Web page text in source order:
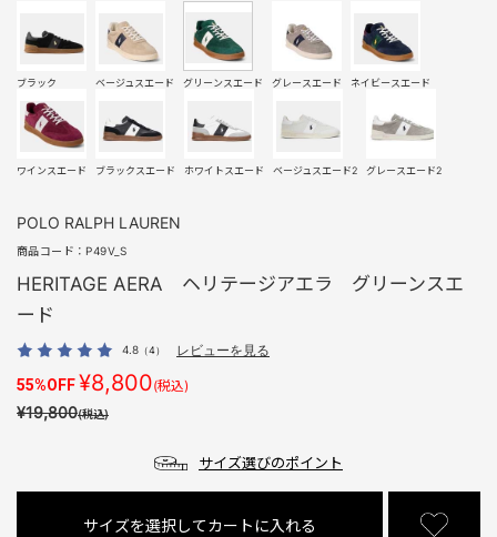
ブラック ベージュスエード グリーンスエード グレースエード ネイビースエード
ワインスエード ブラックスエード ホワイトスエード ベージュスエード2 グレースエード2
POLO RALPH LAUREN
商品コード： P49V_S
HERITAGE AERA ヘリテージアエラ グリーンスエ
ード
4.8 （4） レビューを見る
55%OFF¥8,800(税込)
¥19,800(税込)
サイズ選びのポイント
サイズを選択してカートに入れる